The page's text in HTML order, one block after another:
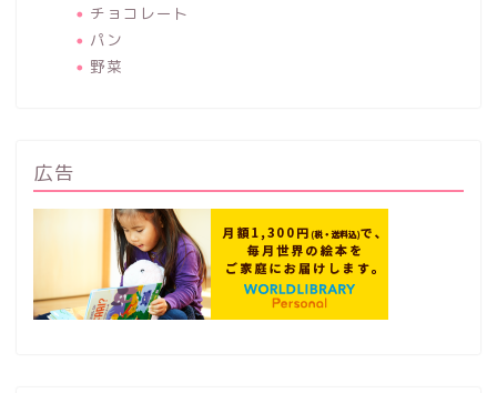
チョコレート
パン
野菜
広告